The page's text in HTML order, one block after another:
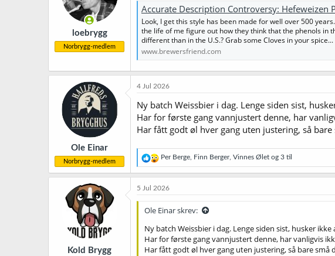
e
r
loebrygg
Norbrygg-medlem
Accurate Description Controversy: Hefeweizen
Look, I get this style has been made for well over 500
the life of me figure out how they think that the phenols in
different than in the U.S.? Grab some Cloves in your spice...
www.brewersfriend.com
Ole Einar
Norbrygg-medlem
4 Jul 2026
Ny batch Weissbier i dag. Lenge siden sist,
Har for første gang vannjustert denne, har
Har fått godt øl hver gang uten justering, så
R
e
a
k
j
o
e
r
:
Per Berge Finn Berger, Vinnes Ølet og 3 til
Kold Brygg
5 Jul 2026
Ole Einar skrev:
Ny batch Weissbier i dag. Lenge siden sist, husker
Har for første gang vannjustert denne, har vanligvis
Har fått godt øl hver gang uten justering, så bare